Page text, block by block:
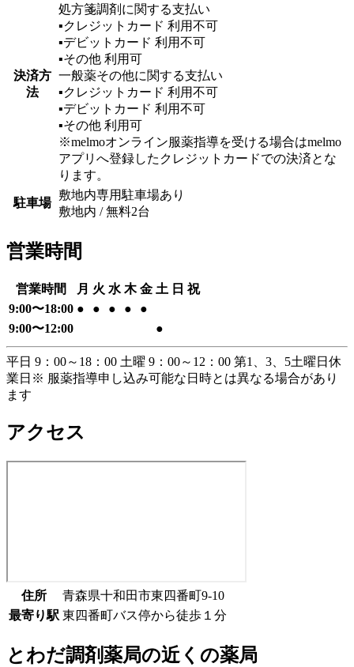
決済方
法
処方箋調剤に関する支払い
▪︎クレジットカード 利用不可
▪︎デビットカード 利用不可
▪︎その他 利用可
一般薬その他に関する支払い
▪︎クレジットカード 利用不可
▪︎デビットカード 利用不可
▪︎その他 利用可
※melmoオンライン服薬指導を受ける場合はmelmo
アプリへ登録したクレジットカードでの決済とな
ります。
駐車場
敷地内専用駐車場あり
敷地内 / 無料2台
営業時間
営業時間 月 火 水 木 金 土 日 祝
9:00〜18:00 ● ● ● ●
●
9:00〜12:00 ●
平日 9：00～18：00 土曜 9：00～12：00 第1、3、5土曜日休
業日 ※ 服薬指導申し込み可能な日時とは異なる場合があり
ます
アクセス
住所
青森県十和田市東四番町9-10
最寄り駅 東四番町バス停から徒歩１分
とわだ調剤薬局の近くの薬局